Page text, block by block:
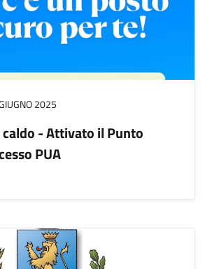
2025
caldo - Attivato il Punto
PUA